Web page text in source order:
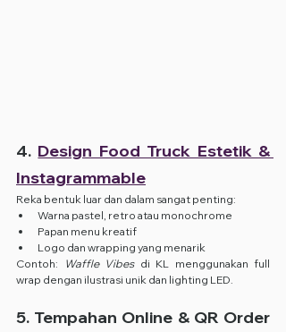
4. Design Food Truck Estetik &
Instagrammable
Reka bentuk luar dan dalam sangat penting:
Warna pastel, retro atau monochrome
Papan menu kreatif
Logo dan wrapping yang menarik
Contoh:
Waffle Vibes di KL menggunakan full
wrap dengan ilustrasi unik dan lighting LED.
5. Tempahan Online & QR Order